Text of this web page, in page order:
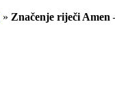
» Značenje riječi Amen